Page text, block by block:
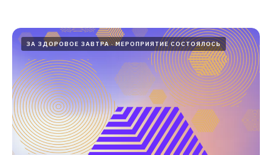
ЗА ЗДОРОВОЕ ЗАВТРА МЕРОПРИЯТИЕ СОСТОЯЛОСЬ